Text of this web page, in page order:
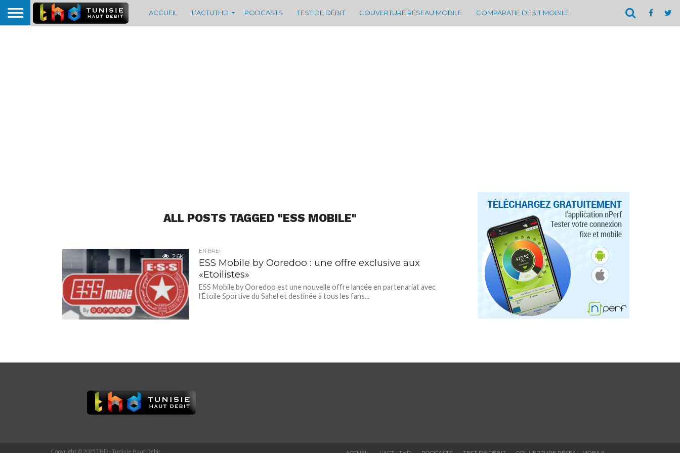
ACCUEIL L’ACTUTHD PODCASTS TEST DE DÉBIT COUVERTURE RÉSEAU MOBILE COMPARATIF DÉBIT MOBILE
ALL POSTS TAGGED "ESS MOBILE"
2.6K
EN BREF
ESS Mobile by Ooredoo : une offre exclusive aux
«Etoilistes»
ESS Mobile by Ooredoo est une nouvelle offre lancée en partenariat avec
l’Étoile Sportive du Sahel et destinée à tous les fans...
Copyright © 2025 THD - Tunisie Haut Debit.